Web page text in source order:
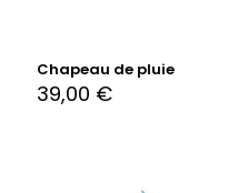
Chapeau de pluie
39,00 €